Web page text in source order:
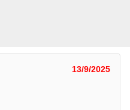
13/9/2025